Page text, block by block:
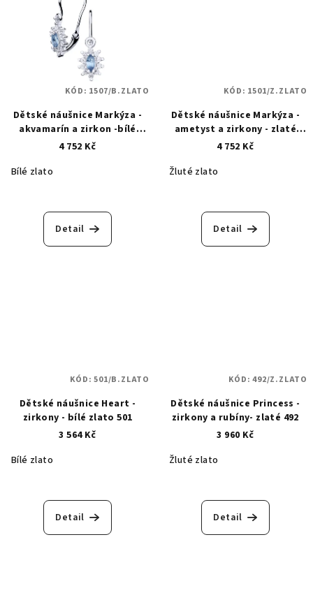
Dětské náušnice Markýza -
akvamarín a zirkon -bílé
zlato 1507
4 752 Kč
Bílé zlato
Detail
KÓD: 1507/B.ZLATO
Dětské náušnice Markýza -
ametyst a zirkony - zlaté
1501
4 752 Kč
Žluté zlato
Detail
KÓD: 1501/Z.ZLATO
Dětské náušnice Heart -
zirkony - bílé zlato 501
3 564 Kč
Bílé zlato
Detail
KÓD:501/B.ZLATO
Dětské náušnice Princess -
zirkony a rubíny- zlaté 492
3 960 Kč
Žluté zlato
Detail
KÓD:492/Z.ZLATO